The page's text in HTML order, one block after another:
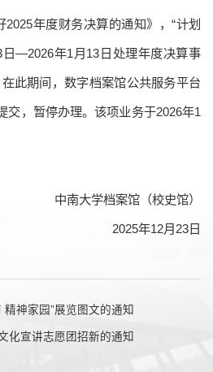
年度财务决算的通知》，“计划
日—2026年1月13日处理年度决算事
此期间，数字档案馆公共服务平台
交，暂停办理。该项业务于2026年1
中南大学档案馆（校史馆）
2025年12月23日
精神家园”展览图文的通知
化宣讲志愿团招新的通知